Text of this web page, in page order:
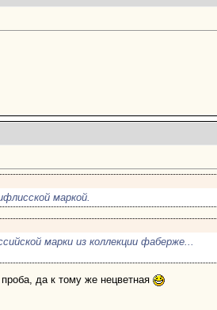
маркой.
марки из коллекции фаберже...
да к тому же нецветная